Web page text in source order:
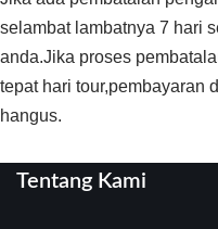
selambat lambatnya 7 hari
anda.Jika proses
tepat hari tour,pembayaran
hangus.
Tentang Kami